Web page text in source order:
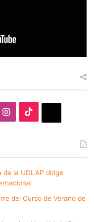
Instagram
de la UDLAP dirige
del Curso de Verano de